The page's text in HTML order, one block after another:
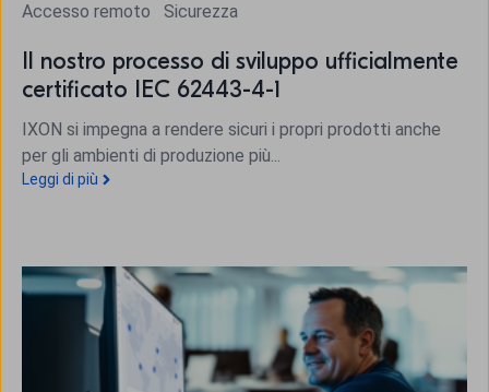
Accesso remoto Sicurezza
Il nostro processo di sviluppo ufficialmente
certificato IEC 62443-4-1
IXON si impegna a rendere sicuri i propri prodotti anche
per gli ambienti di produzione più...
Leggi di più